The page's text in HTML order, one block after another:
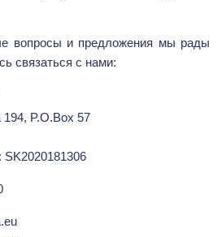
вопросы и предложения мы рады
связаться с нами:
P.O.Box 57
SK2020181306